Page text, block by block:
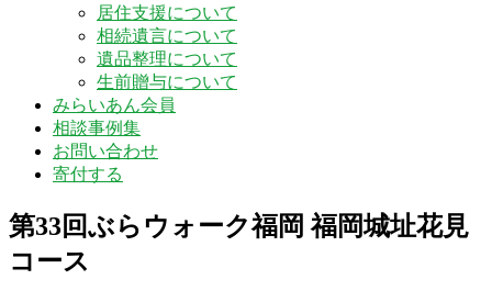
居住支援について
相続遺言について
遺品整理について
生前贈与について
みらいあん会員
相談事例集
お問い合わせ
寄付する
第33回ぶらウォーク福岡 福岡城址花見
コース